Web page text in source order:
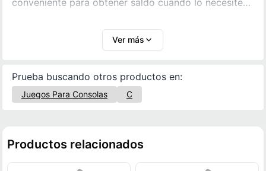
conveniente para obtener saldo cuando lo necesites.
opción segura, práctica y versátil para disfrutar al
máximo tu experiencia en PS4 y PS5.
Ver más
Prueba buscando otros productos en:
Juegos Para Consolas C
Productos relacionados